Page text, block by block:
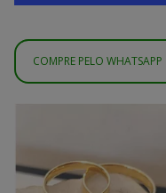
COMPRE PELO WHATSAPP